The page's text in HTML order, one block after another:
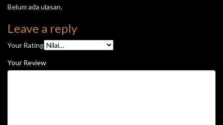
Belum ada ulasan.
Leave a reply
Your Rating
Your Review